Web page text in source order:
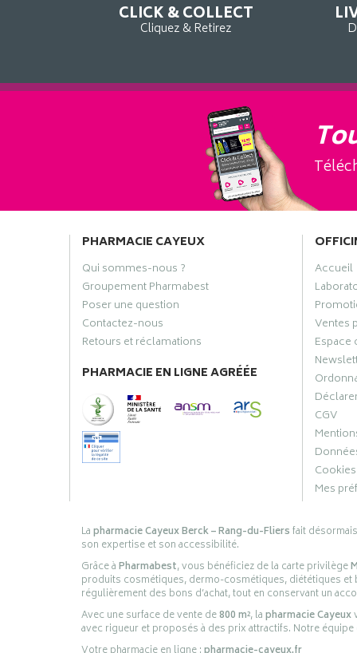
CLICK & COLLECT
Cliquez & Retirez
PHARMACIE CAYEUX
Qui sommes-nous ?
Groupement Pharmabest
Poser une question
Contactez-nous
Retours et réclamations
PHARMACIE EN LIGNE AGRÉÉE
Accueil
Ventes
Espace
CGV
Cookies
Mes
Lapharmacie Cayeux Berck – Rang-du-Fliersfait
son expertise et son accessibilité.
Grâce àPharmabest, vous bénéficiez de la carte privilège
produits cosmétiques, dermo-cosmétiques, diététiques
régulièrement des bons d’achat, tout en conservant un
Avec une surface de vente de800 m², lapharmacie Cayeux
avec rigueur et proposés à des prix attractifs. Notre